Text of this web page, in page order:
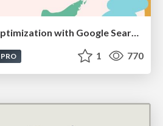
Efficient Content Optimization with Google Search Console & Apps Script
PRO 1 770